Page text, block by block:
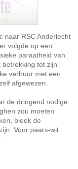
naar RSC Anderlecht
volgde op een
paraatheid van
tot zijn
verhuur met een
afgewezen.
de dringend nodige
zou moeten
bleek de
Voor paars-wit